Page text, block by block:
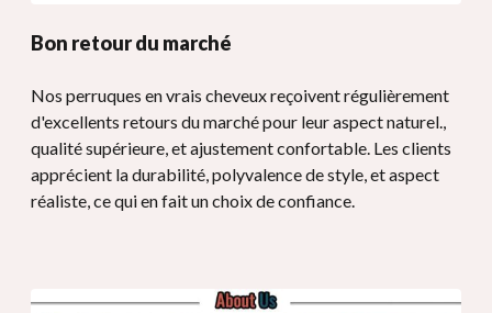
Bon retour du marché
Nos perruques en vrais cheveux reçoivent régulièrement
d'excellents retours du marché pour leur aspect naturel.,
qualité supérieure, et ajustement confortable. Les clients
apprécient la durabilité, polyvalence de style, et aspect
réaliste, ce qui en fait un choix de confiance.